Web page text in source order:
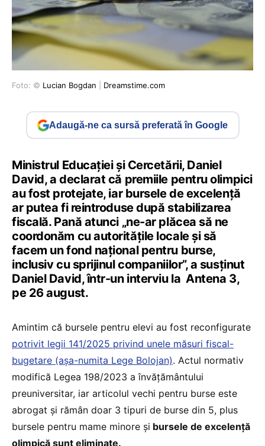
Foto: © Lucian Bogdan Dreamstime.com
Adaugă-ne ca sursă preferată în Google
Ministrul Educației și Cercetării, Daniel
David, a declarat că premiile pentru olimpici
au fost protejate, iar bursele de excelență
ar putea fi reintroduse după stabilizarea
fiscală. Pană atunci „ne-ar plăcea să ne
coordonăm cu autoritățile locale și să
facem un fond național pentru burse,
inclusiv cu sprijinul companiilor”, a susținut
Daniel David, într-un interviu la Antena 3,
pe 26 august.
Amintim că bursele pentru elevi au fost reconfigurate
potrivit legii 141/2025 privind unele măsuri fiscal-
bugetare (așa-numita Lege Bolojan). Actul normativ
modifică Legea 198/2023 a învățământului
preuniversitar, iar articolul vechi pentru burse este
abrogat și rămân doar 3 tipuri de burse din 5, plus
bursele pentru mame minore și bursele de excelență
olimpică sunt eliminate.